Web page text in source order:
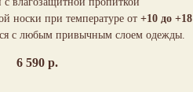
носки при температуре от+10 до +18
с любым привычным слоем одежды.
6 590 р.